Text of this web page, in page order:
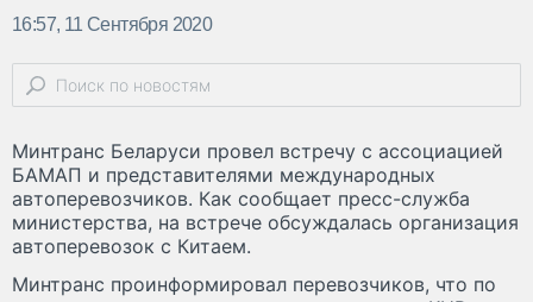
16:57, 11 Сентября 2020
Минтранс Беларуси провел встречу с ассоциацией
БАМАП и представителями международных
автоперевозчиков. Как сообщает пресс-служба
министерства, на встрече обсуждалась организация
автоперевозок с Китаем.
Минтранс проинформировал перевозчиков, что по